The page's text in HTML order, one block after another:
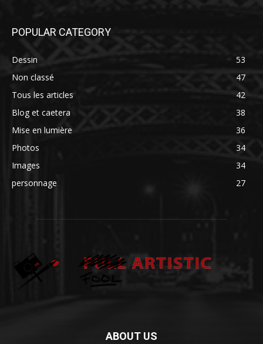
POPULAR CATEGORY
Dessin
53
Non classé
47
Tous les articles
42
Blog et caetera
38
Mise en lumière
36
Photos
34
Images
34
personnage
27
ABOUT US